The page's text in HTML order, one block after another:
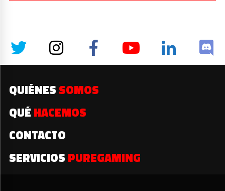
QUIÉNES SOMOS
QUÉ HACEMOS
CONTACTO
SERVICIOS PUREGAMING